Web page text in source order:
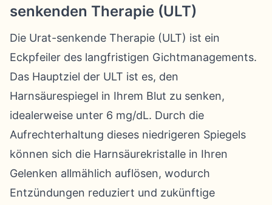
senkenden Therapie (ULT)
Die Urat-senkende Therapie (ULT) ist ein
Eckpfeiler des langfristigen Gichtmanagements.
Das Hauptziel der ULT ist es, den
Harnsäurespiegel in Ihrem Blut zu senken,
idealerweise unter 6 mg/dL. Durch die
Aufrechterhaltung dieses niedrigeren Spiegels
können sich die Harnsäurekristalle in Ihren
Gelenken allmählich auflösen, wodurch
Entzündungen reduziert und zukünftige